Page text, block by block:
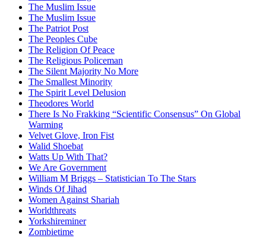
The Muslim Issue
The Muslim Issue
The Patriot Post
The Peoples Cube
The Religion Of Peace
The Religious Policeman
The Silent Majority No More
The Smallest Minority
The Spirit Level Delusion
Theodores World
There Is No Frakking “Scientific Consensus” On Global
Warming
Velvet Glove, Iron Fist
Walid Shoebat
Watts Up With That?
We Are Government
William M Briggs – Statistician To The Stars
Winds Of Jihad
Women Against Shariah
Worldthreats
Yorkshireminer
Zombietime